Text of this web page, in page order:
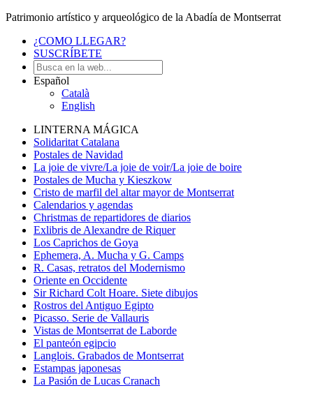
Patrimonio artístico y arqueológico de la Abadía de Montserrat
¿COMO LLEGAR?
SUSCRÍBETE
Español
Català
English
LINTERNA MÁGICA
Solidaritat Catalana
Postales de Navidad
La joie de vivre/La joie de voir/La joie de boire
Postales de Mucha y Kieszkow
Cristo de marfil del altar mayor de Montserrat
Calendarios y agendas
Christmas de repartidores de diarios
Exlibris de Alexandre de Riquer
Los Caprichos de Goya
Ephemera, A. Mucha y G. Camps
R. Casas, retratos del Modernismo
Oriente en Occidente
Sir Richard Colt Hoare. Siete dibujos
Rostros del Antiguo Egipto
Picasso. Serie de Vallauris
Vistas de Montserrat de Laborde
El panteón egipcio
Langlois. Grabados de Montserrat
Estampas japonesas
La Pasión de Lucas Cranach